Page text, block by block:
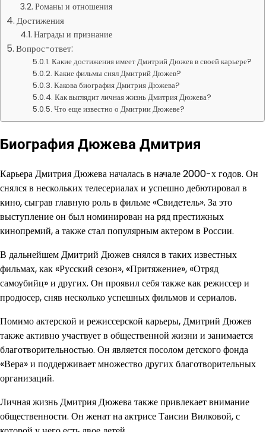
Романы и отношения
Достижения
Награды и признание
Вопрос-ответ:
Какие достижения имеет Дмитрий Дюжев в своей карьере?
Какие фильмы снял Дмитрий Дюжев?
Какова биография Дмитрия Дюжева?
Как выглядит личная жизнь Дмитрия Дюжева?
Что еще известно о Дмитрии Дюжеве?
Биография Дюжева Дмитрия
Карьера Дмитрия Дюжева началась в начале 2000-х годов. Он
снялся в нескольких телесериалах и успешно дебютировал в
кино, сыграв главную роль в фильме «Свидетель». За это
выступление он был номинирован на ряд престижных
кинопремий, а также стал популярным актером в России.
В дальнейшем Дмитрий Дюжев снялся в таких известных
фильмах, как «Русский сезон», «Притяжение», «Отряд
самоубийц» и других. Он проявил себя также как режиссер и
продюсер, сняв несколько успешных фильмов и сериалов.
Помимо актерской и режиссерской карьеры, Дмитрий Дюжев
также активно участвует в общественной жизни и занимается
благотворительностью. Он является посолом детского фонда
«Вера» и поддерживает множество других благотворительных
организаций.
Личная жизнь Дмитрия Дюжева также привлекает внимание
общественности. Он женат на актрисе Таисии Вилковой, с